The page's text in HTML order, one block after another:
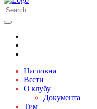
Насловна
Вести
О клубу
Документа
Тим